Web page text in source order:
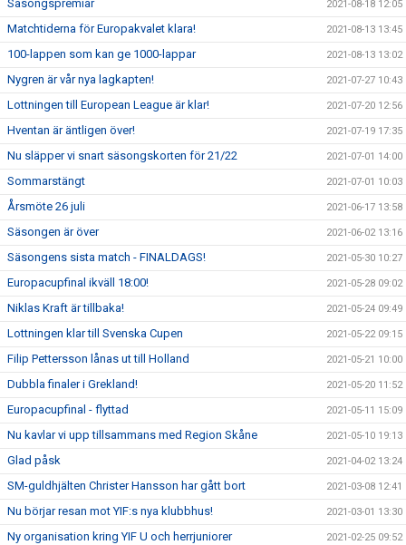
Säsongspremiär 2021-08-18 12:05
Matchtiderna för Europakvalet klara! 2021-08-13 13:45
100-lappen som kan ge 1000-lappar 2021-08-13 13:02
Nygren är vår nya lagkapten! 2021-07-27 10:43
Lottningen till European League är klar! 2021-07-20 12:56
Hventan är äntligen över! 2021-07-19 17:35
Nu släpper vi snart säsongskorten för 21/22 2021-07-01 14:00
Sommarstängt 2021-07-01 10:03
Årsmöte 26 juli 2021-06-17 13:58
Säsongen är över 2021-06-02 13:16
Säsongens sista match - FINALDAGS! 2021-05-30 10:27
Europacupfinal ikväll 18:00! 2021-05-28 09:02
Niklas Kraft är tillbaka! 2021-05-24 09:49
Lottningen klar till Svenska Cupen 2021-05-22 09:15
Filip Pettersson lånas ut till Holland 2021-05-21 10:00
Dubbla finaler i Grekland! 2021-05-20 11:52
Europacupfinal - flyttad 2021-05-11 15:09
Nu kavlar vi upp tillsammans med Region Skåne 2021-05-10 19:13
Glad påsk 2021-04-02 13:24
SM-guldhjälten Christer Hansson har gått bort 2021-03-08 12:41
Nu börjar resan mot YIF:s nya klubbhus! 2021-03-01 13:30
Ny organisation kring YIF U och herrjuniorer 2021-02-25 09:52